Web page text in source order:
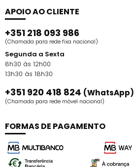
APOIO AO CLIENTE
+351 218 093 986
(Chamada para rede fixa nacional)
Segunda a Sexta
8h30 às 12h00
13h30 às 18h30
+351 920 418 824 (WhatsApp)
(Chamada para rede móvel nacional)
FORMAS DE PAGAMENTO